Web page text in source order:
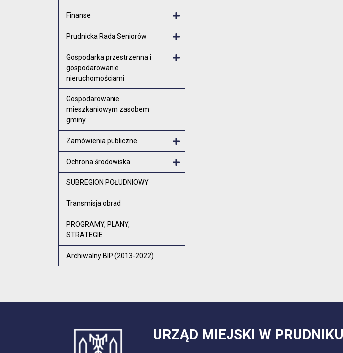
Finanse
Prudnicka Rada Seniorów
Gospodarka przestrzenna i
gospodarowanie
nieruchomościami
Gospodarowanie
mieszkaniowym zasobem
gminy
Zamówienia publiczne
Ochrona środowiska
SUBREGION POŁUDNIOWY
Transmisja obrad
PROGRAMY, PLANY,
STRATEGIE
Archiwalny BIP (2013-2022)
URZĄD MIEJSKI W PRUDNIKU